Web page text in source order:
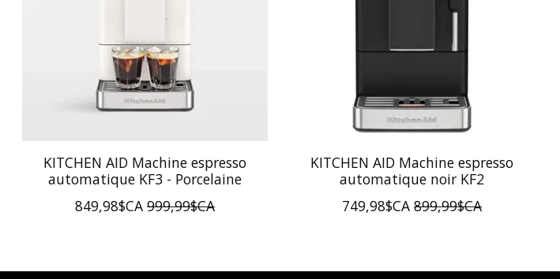
KITCHEN AID Machine espresso
automatique KF3 - Porcelaine
849,98$CA 999,99$CA
KITCHEN AID Machine espresso
automatique noir KF2
749,98$CA 899,99$CA